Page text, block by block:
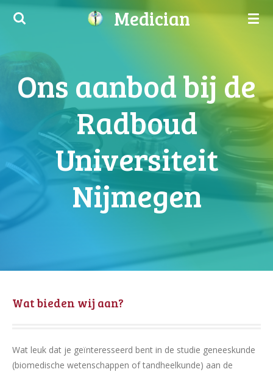
Ga
Medician
Ons aanbod bij de
Radboud
Universiteit
Nijmegen
Wat bieden wij aan?
Wat leuk dat je geïnteresseerd bent in de studie geneeskunde
(biomedische wetenschappen of tandheelkunde) aan de